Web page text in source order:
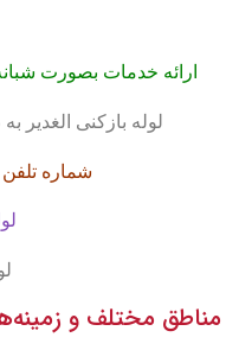
ارائه خدمات بصورت
لوله بازکنی الغدیر
شماره تلفن لوله
مختلف و